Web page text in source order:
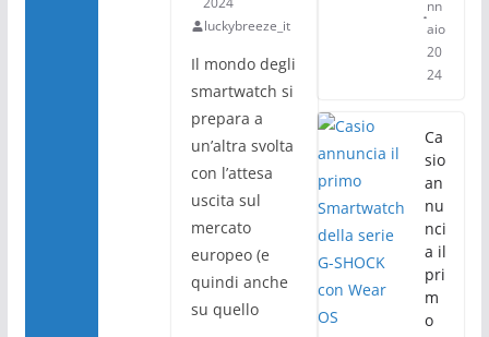
luckybreeze_it
Il mondo degli
smartwatch si
prepara a
un’altra svolta
con l’attesa
uscita sul
mercato
europeo (e
quindi anche
su quello
nn
aio
20
24
Ca
sio
an
nu
nci
a il
pri
m
o